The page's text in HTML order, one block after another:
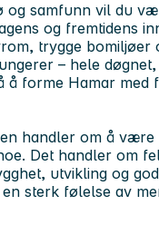
og samfunn vil du
og fremtidens
trygge bomiljøer
– hele
å forme Hamar med
handler om å være
Det handler om
utvikling og
sterk følelse av